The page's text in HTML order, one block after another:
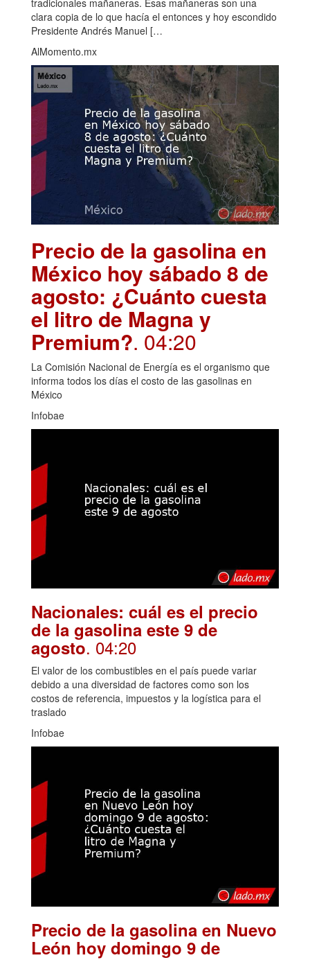
tradicionales mañaneras. Esas mañaneras son una
clara copia de lo que hacía el entonces y hoy escondido
Presidente Andrés Manuel […
AlMomento.mx
Precio de la gasolina en
México hoy sábado 8 de
agosto: ¿Cuánto cuesta
el litro de Magna y
Premium?. 04:20
La Comisión Nacional de Energía es el organismo que
informa todos los días el costo de las gasolinas en
México
Infobae
Nacionales: cuál es el precio
de la gasolina este 9 de
agosto. 04:20
El valor de los combustibles en el país puede variar
debido a una diversidad de factores como son los
costos de referencia, impuestos y la logística para el
traslado
Infobae
Precio de la gasolina en Nuevo
León hoy domingo 9 de